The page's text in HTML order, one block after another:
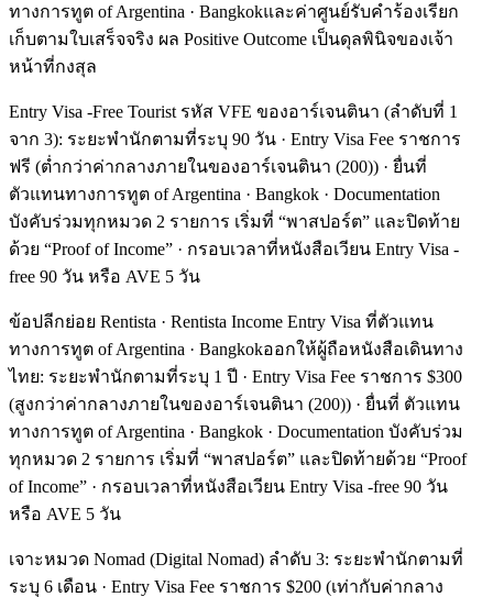
ทางการทูต of Argentina · Bangkokและค่าศูนย์รับคำร้องเรียก
เก็บตามใบเสร็จจริง ผล Positive Outcome เป็นดุลพินิจของเจ้า
หน้าที่กงสุล
Entry Visa -Free Tourist รหัส VFE ของอาร์เจนตินา (ลำดับที่ 1
จาก 3): ระยะพำนักตามที่ระบุ 90 วัน · Entry Visa Fee ราชการ
ฟรี (ต่ำกว่าค่ากลางภายในของอาร์เจนตินา (200)) · ยื่นที่
ตัวแทนทางการทูต of Argentina · Bangkok · Documentation
บังคับร่วมทุกหมวด 2 รายการ เริ่มที่ “พาสปอร์ต” และปิดท้าย
ด้วย “Proof of Income” · กรอบเวลาที่หนังสือเวียน Entry Visa -
free 90 วัน หรือ AVE 5 วัน
ข้อปลีกย่อย Rentista · Rentista Income Entry Visa ที่ตัวแทน
ทางการทูต of Argentina · Bangkokออกให้ผู้ถือหนังสือเดินทาง
ไทย: ระยะพำนักตามที่ระบุ 1 ปี · Entry Visa Fee ราชการ $300
(สูงกว่าค่ากลางภายในของอาร์เจนตินา (200)) · ยื่นที่ ตัวแทน
ทางการทูต of Argentina · Bangkok · Documentation บังคับร่วม
ทุกหมวด 2 รายการ เริ่มที่ “พาสปอร์ต” และปิดท้ายด้วย “Proof
of Income” · กรอบเวลาที่หนังสือเวียน Entry Visa -free 90 วัน
หรือ AVE 5 วัน
เจาะหมวด Nomad (Digital Nomad) ลำดับ 3: ระยะพำนักตามที่
ระบุ 6 เดือน · Entry Visa Fee ราชการ $200 (เท่ากับค่ากลาง